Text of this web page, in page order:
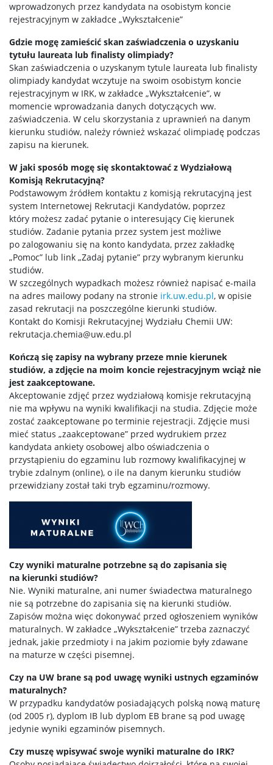
wprowadzonych przez kandydata na osobistym koncie
rejestracyjnym w zakładce „Wykształcenie”
Gdzie mogę zamieścić skan zaświadczenia o uzyskaniu
tytułu laureata lub finalisty olimpiady?
Skan zaświadczenia o uzyskanym tytule laureata lub finalisty
olimpiady kandydat wczytuje na swoim osobistym koncie
rejestracyjnym w IRK, w zakładce „Wykształcenie”, w
momencie wprowadzania danych dotyczących ww.
zaświadczenia. W celu skorzystania z uprawnień na danym
kierunku studiów, należy również wskazać olimpiadę podczas
zapisu na kierunek.
W jaki sposób mogę się skontaktować z Wydziałową
Komisją Rekrutacyjną?
Podstawowym źródłem kontaktu z komisją rekrutacyjną jest
system Internetowej Rekrutacji Kandydatów, poprzez
który możesz zadać pytanie o interesujący Cię kierunek
studiów. Zadanie pytania przez system jest możliwe
po zalogowaniu się na konto kandydata, przez zakładkę
„Pomoc” lub link „Zadaj pytanie” przy wybranym kierunku
studiów.
W szczególnych wypadkach możesz również napisać e-maila
na adres mailowy podany na stronie irk.uw.edu.pl, w opisie
zasad rekrutacji na poszczególne kierunki studiów.
Kontakt do Komisji Rekrutacyjnej Wydziału Chemii UW:
rekrutacja.chemia@uw.edu.pl
Kończą się zapisy na wybrany przeze mnie kierunek
studiów, a zdjęcie na moim koncie rejestracyjnym wciąż nie
jest zaakceptowane.
Akceptowanie zdjęć przez wydziałową komisje rekrutacyjną
nie ma wpływu na wyniki kwalifikacji na studia. Zdjęcie może
zostać zaakceptowane po terminie rejestracji. Zdjęcie musi
mieć status „zaakceptowane” przed wydrukiem przez
kandydata ankiety osobowej albo oświadczenia o
przystąpieniu do egzaminu lub rozmowy kwalifikacyjnej w
trybie zdalnym (online), o ile na danym kierunku studiów
przewidziany został taki tryb egzaminu/rozmowy.
Czy wyniki maturalne potrzebne są do zapisania się
na kierunki studiów?
Nie. Wyniki maturalne, ani numer świadectwa maturalnego
nie są potrzebne do zapisania się na kierunki studiów.
Zapisów można więc dokonywać przed ogłoszeniem wyników
maturalnych. W zakładce „Wykształcenie” trzeba zaznaczyć
jednak, jakie przedmioty i na jakim poziomie były zdawane
na maturze w części pisemnej.
Czy na UW brane są pod uwagę wyniki ustnych egzaminów
maturalnych?
W przypadku kandydatów posiadających polską nową maturę
(od 2005 r), dyplom IB lub dyplom EB brane są pod uwagę
jedynie wyniki egzaminów pisemnych.
Czy muszę wpisywać swoje wyniki maturalne do IRK?